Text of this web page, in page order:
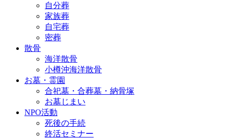
自分葬
家族葬
自宅葬
密葬
散骨
海洋散骨
小樽沖海洋散骨
お墓・霊園
合祀墓・合葬墓・納骨塚
お墓じまい
NPO活動
死後の手続
終活セミナー